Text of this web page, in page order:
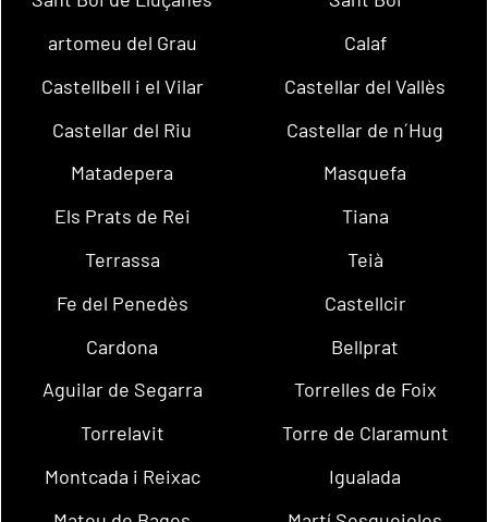
artomeu del Grau
Calaf
Castellbell i el Vilar
Castellar del Vallès
Castellar del Riu
Castellar de n´Hug
Matadepera
Masquefa
Els Prats de Rei
Tiana
Terrassa
Teià
Fe del Penedès
Castellcir
Cardona
Bellprat
Aguilar de Segarra
Torrelles de Foix
Torrelavit
Torre de Claramunt
Montcada i Reixac
Igualada